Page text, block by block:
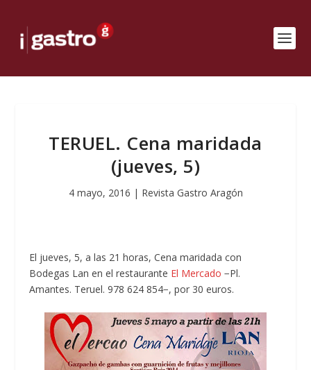
TERUEL. Cena maridada
(jueves, 5)
4 mayo, 2016 | Revista Gastro Aragón
El jueves, 5, a las 21 horas, Cena maridada con
Bodegas Lan en el restaurante El Mercado −Pl.
Amantes. Teruel. 978 624 854−, por 30 euros.